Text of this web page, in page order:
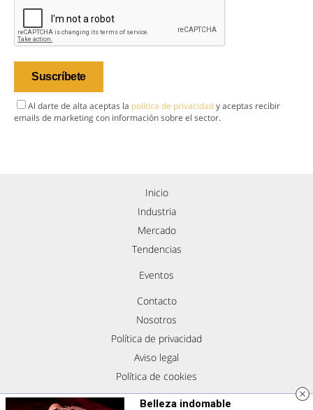
Al darte de alta aceptas la política de privacidady aceptas recibir
emails de marketing con información sobre el sector.
Inicio
Industria
Mercado
Tendencias
Eventos
Contacto
Nosotros
Política de privacidad
Aviso legal
Política de cookies
Síguenos
Belleza indomable